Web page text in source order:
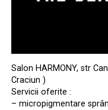
Salon HARMONY, str
Craciun )
Servicii oferite :
– micropigmentare